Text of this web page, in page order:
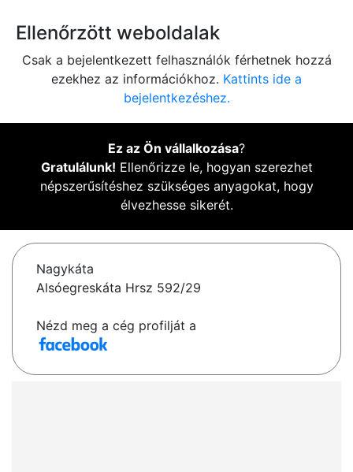
Ellenőrzött weboldalak
Csak a bejelentkezett felhasználók férhetnek hozzá
ezekhez az információkhoz. Kattints ide a
bejelentkezéshez.
Ez az Ön vállalkozása?
Gratulálunk! Ellenőrizze le, hogyan szerezhet
népszerűsítéshez szükséges anyagokat, hogy
élvezhesse sikerét.
Nagykáta
Alsóegreskáta Hrsz 592/29
Nézd meg a cég profilját a